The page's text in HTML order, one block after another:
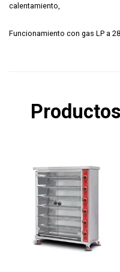
calentamiento,
Funcionamiento con gas LP a